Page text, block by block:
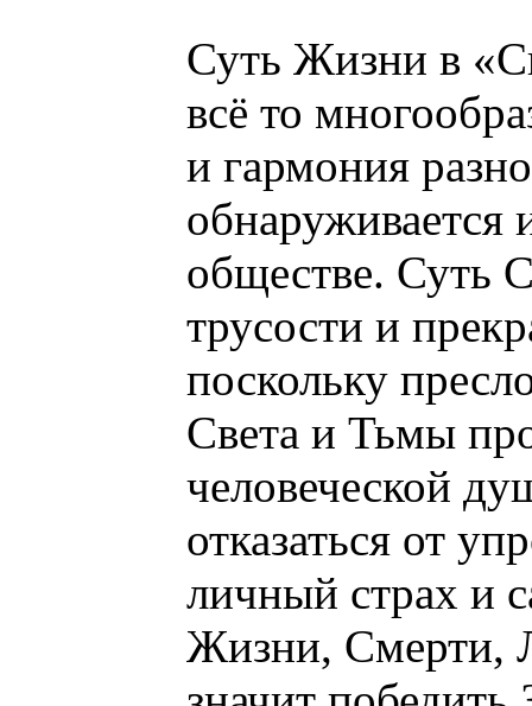
Суть Жизни в
всё то
и гармония
обнаруживается
обществе. Суть
трусости и
поскольку
Света и Тьмы
человеческой
отказаться от
личный страх и
Жизни, Смерти,